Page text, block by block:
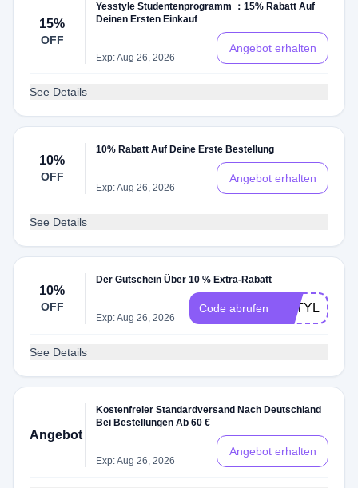
15%
OFF
Yesstyle Studentenprogramm ：15% Rabatt Auf
Deinen Ersten Einkauf
Exp: Aug 26, 2026
Angebot erhalten
See Details
10%
OFF
10% Rabatt Auf Deine Erste Bestellung
Exp: Aug 26, 2026
Angebot erhalten
See Details
10%
OFF
Der Gutschein Über 10 % Extra-Rabatt
Exp: Aug 26, 2026
Code abrufen SSTYLE
See Details
Angebot
Kostenfreier Standardversand Nach Deutschland
Bei Bestellungen Ab 60 €
Exp: Aug 26, 2026
Angebot erhalten